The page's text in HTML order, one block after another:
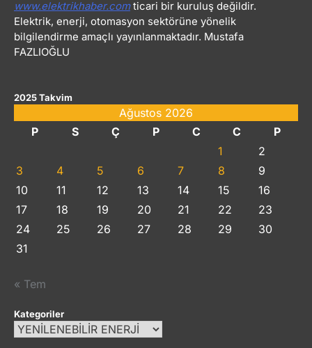
www.elektrikhaber.comticari bir kuruluş değildir.
Elektrik, enerji, otomasyon sektörüne yönelik
bilgilendirme amaçlı yayınlanmaktadır. Mustafa
FAZLIOĞLU
2025 Takvim
Ağustos 2026
P
S Ç P C C
P
1
2
3
4 5 6 7 8
9
10
11 12 13 14 15
16
17
18 19 20 21 22
23
24
25 26 27 28 29
30
31
« Tem
Kategoriler
Kategoriler